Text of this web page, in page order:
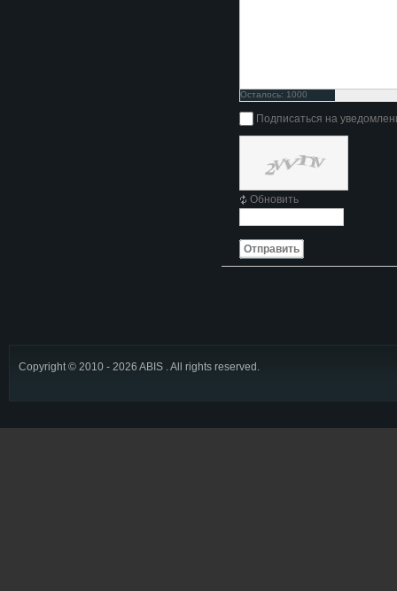
Осталось: 1000
символов
Подписаться на
Обновить
Отправить
Copyright © 2010 - 2026 ABIS . All rights reserved.